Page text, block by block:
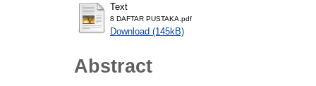
Text
8 DAFTAR PUSTAKA.pdf
Download (145kB)
Abstract